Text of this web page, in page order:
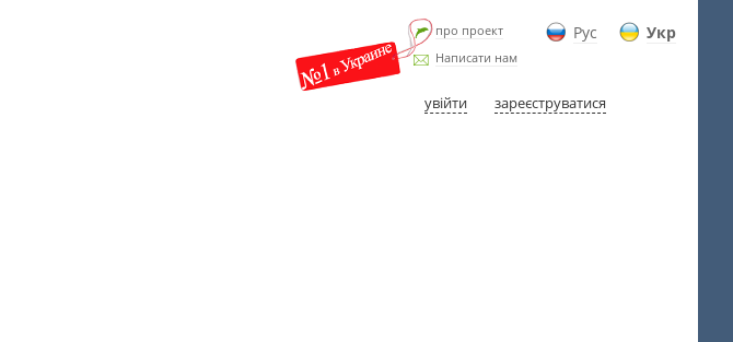
Рус Укр
про проект
Написати нам
увійти зареєструватися